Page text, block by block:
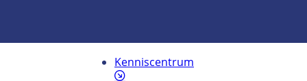
Kenniscentrum